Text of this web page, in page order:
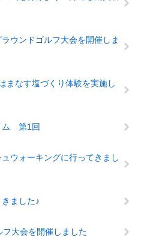
ウンドゴルフ大会を開催しま
まなす塩づくり体験を実施し
ム 第1回
ウォーキングに行ってきまし
ました♪
フ大会を開催しました